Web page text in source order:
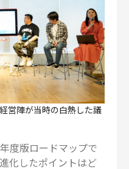
営陣が当時の白熱した議
度版ロードマップで
化したポイントはど